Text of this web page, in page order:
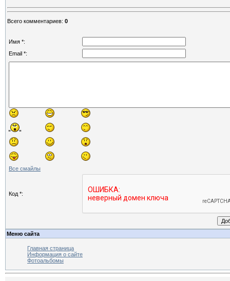
Всего комментариев: 0
Имя *:
Email *:
Все смайлы
Код *:
Меню сайта
Главная страница
Информация о сайте
Фотоальбомы